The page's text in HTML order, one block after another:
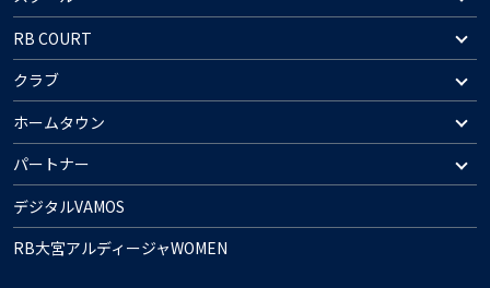
RB COURT
クラブ
ホームタウン
パートナー
デジタルVAMOS
RB大宮アルディージャWOMEN